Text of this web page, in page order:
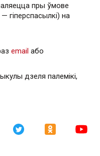
пры ўмове
— гiперспасылкi) на
email або
дзеля палемікі,